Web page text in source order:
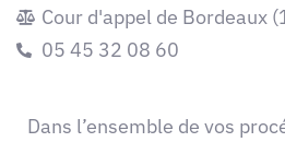
Cour d'appel de Bordeaux
05 45 32 08 60
Dans l’ensemble de vos